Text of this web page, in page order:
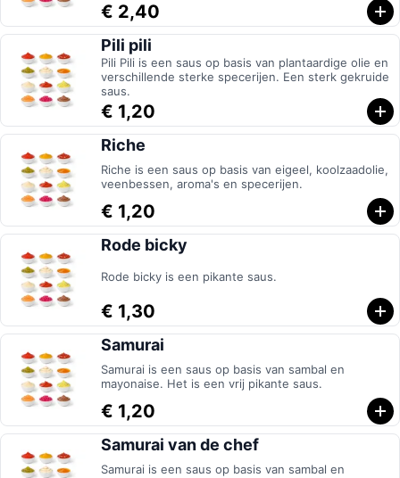
€ 2,40
Pili pili
Pili Pili is een saus op basis van plantaardige olie en
verschillende sterke specerijen. Een sterk gekruide
saus.
€ 1,20
Riche
Riche is een saus op basis van eigeel, koolzaadolie,
veenbessen, aroma's en specerijen.
€ 1,20
Rode bicky
Rode bicky is een pikante saus.
€ 1,30
Samurai
Samurai is een saus op basis van sambal en
mayonaise. Het is een vrij pikante saus.
€ 1,20
Samurai van de chef
Samurai is een saus op basis van sambal en